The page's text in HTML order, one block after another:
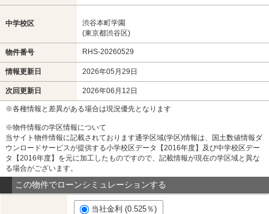
中学校区
渋谷本町学園
(東京都渋谷区)
物件番号 RHS-20260529
情報更新日 2026年05月29日
次回更新日 2026年06月12日
※各種情報と差異がある場合は現況優先となります
※物件情報の学区情報について
当サイト物件情報に記載されております通学区域(学区)情報は、国土数値情報ダ
ウンロードサービスが提供する小学校区データ【2016年度】及び中学校区デー
タ【2016年度】を元に加工したものですので、記載情報が現在の学区域と異な
る場合がございます。
この物件でローンシミュレーションする
当社金利 (0.525％)